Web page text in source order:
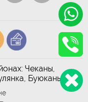
Чеканы,
Буюканы